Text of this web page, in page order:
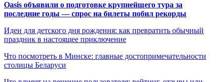
Oasis объявили о подготовке крупнейшего тура за
последние годы — спрос на билеты побил рекорды
Идеи для детского дня рождения: как превратить обычный
праздник в настоящее приключение
Что посмотреть в Минске: главные достопримечательности
столицы Беларуси